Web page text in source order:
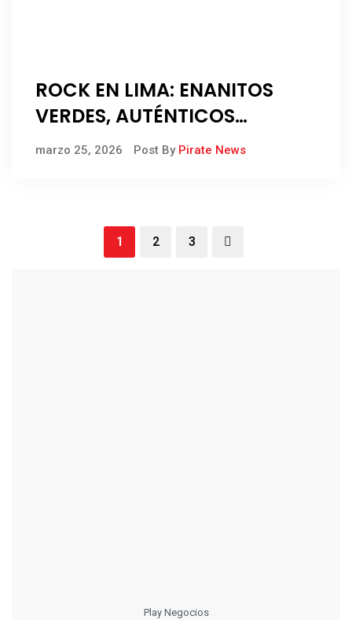
ROCK EN LIMA: ENANITOS
VERDES, AUTÉNTICOS
DECADENTES EN UN MISMO
marzo 25, 2026 Post By Pirate News
1 2 3
Play Negocios